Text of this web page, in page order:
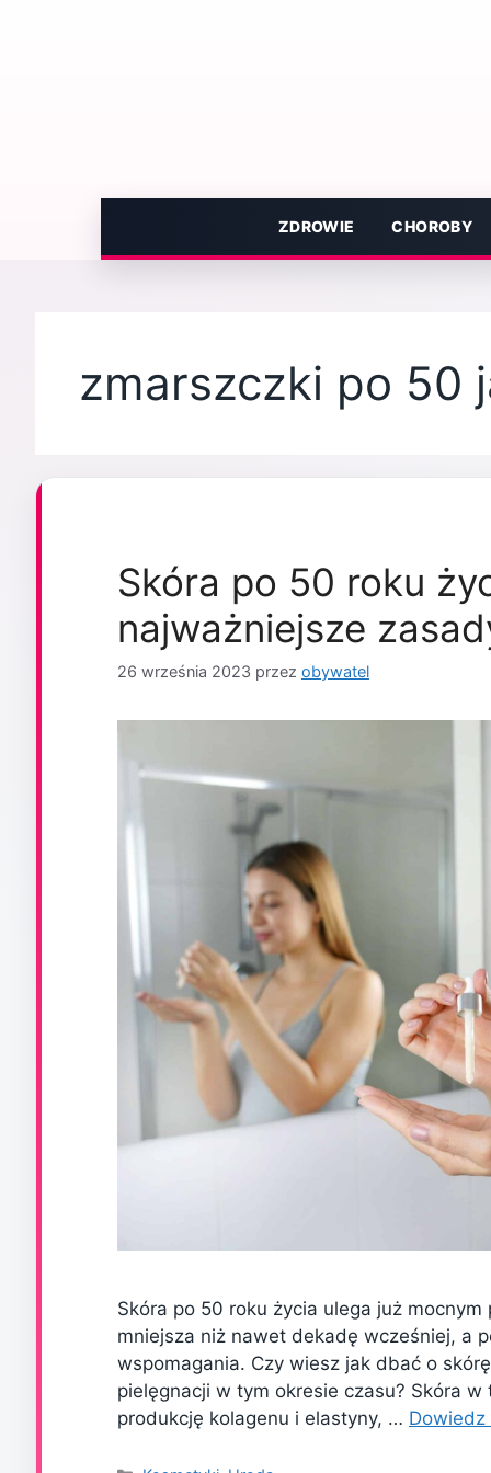
ZDROWIE CHOROBY
zmarszczki po 50
Skóra po 50 roku
najważniejsze
26 września 2023 przez obywatel
Skóra po 50 roku życia ulega już
mniejsza niż nawet dekadę wcześniej, a
wspomagania. Czy wiesz jak dbać o
pielęgnacji w tym okresie czasu? Skóra
produkcję kolagenu i elastyny, … Dowiedz